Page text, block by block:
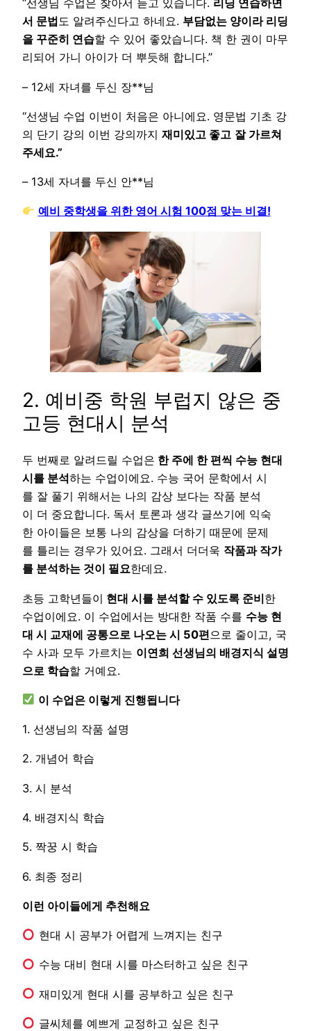
“선생님 수업은 찾아서 듣고 있습니다. 리딩 연습하면
서 문법도 알려주신다고 하네요. 부담없는 양이라 리딩
을 꾸준히 연습할 수 있어 좋았습니다. 책 한 권이 마무
리되어 가니 아이가 더 뿌듯해 합니다.”
– 12세 자녀를 두신 장**님
“선생님 수업 이번이 처음은 아니에요. 영문법 기초 강
의 단기 강의 이번 강의까지 재미있고 좋고 잘 가르쳐
주세요.”
– 13세 자녀를 두신 안**님
예비 중학생을 위한 영어 시험 100점 맞는 비결!
2. 예비중 학원 부럽지 않은 중
고등 현대시 분석
두 번째로 알려드릴 수업은 한 주에 한 편씩 수능 현대
시를 분석하는 수업이에요. 수능 국어 문학에서 시
를 잘 풀기 위해서는 나의 감상 보다는 작품 분석
이 더 중요합니다. 독서 토론과 생각 글쓰기에 익숙
한 아이들은 보통 나의 감상을 더하기 때문에 문제
를 틀리는 경우가 있어요. 그래서 더더욱 작품과 작가
를 분석하는 것이 필요한데요.
초등 고학년들이 현대 시를 분석할 수 있도록 준비한
수업이에요. 이 수업에서는 방대한 작품 수를 수능 현
대 시 교재에 공통으로 나오는 시 50편으로 줄이고, 국
수 사과 모두 가르치는 이연희 선생님의 배경지식 설명
으로 학습할 거예요.
이 수업은 이렇게 진행됩니다
1. 선생님의 작품 설명
2. 개념어 학습
3. 시 분석
4. 배경지식 학습
5. 짝꿍 시 학습
6. 최종 정리
이런 아이들에게 추천해요
현대 시 공부가 어렵게 느껴지는 친구
수능 대비 현대 시를 마스터하고 싶은 친구
재미있게 현대 시를 공부하고 싶은 친구
글씨체를 예쁘게 교정하고 싶은 친구